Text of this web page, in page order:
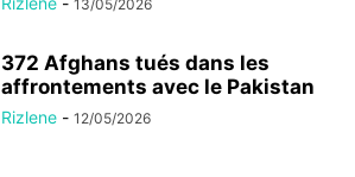
13/05/2026
372 Afghans tués dans les
affrontements avec le Pakistan
Rizlene - 12/05/2026